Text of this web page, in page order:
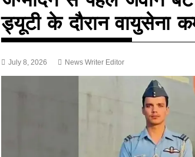
ड्यूटी के दौरान वायुसेना
July 8, 2026 News Writer Editor